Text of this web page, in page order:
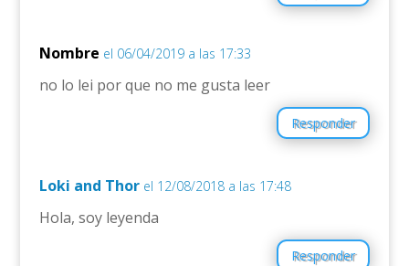
Nombre el 06/04/2019 a las 17:33
no lo lei por que no me gusta leer
Responder
Loki and Thor el 12/08/2018 a las 17:48
Hola, soy leyenda
Responder